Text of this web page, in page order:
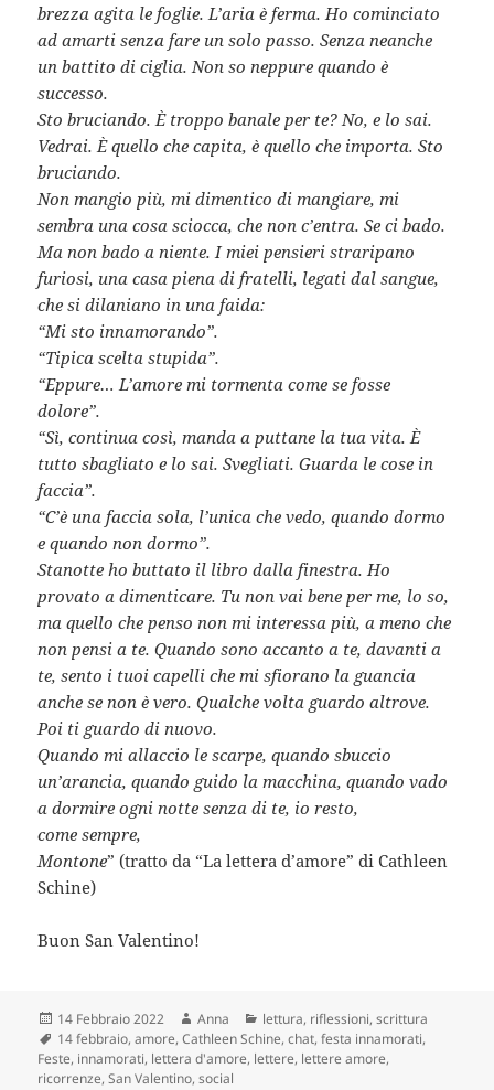
brezza agita le foglie. L’aria è ferma. Ho cominciato
ad amarti senza fare un solo passo. Senza neanche
un battito di ciglia. Non so neppure quando è
successo.
Sto bruciando. È troppo banale per te? No, e lo sai.
Vedrai. È quello che capita, è quello che importa. Sto
bruciando.
Non mangio più, mi dimentico di mangiare, mi
sembra una cosa sciocca, che non c’entra. Se ci bado.
Ma non bado a niente. I miei pensieri straripano
furiosi, una casa piena di fratelli, legati dal sangue,
che si dilaniano in una faida:
“Mi sto innamorando”.
“Tipica scelta stupida”.
“Eppure… L’amore mi tormenta come se fosse
dolore”.
“Sì, continua così, manda a puttane la tua vita. È
tutto sbagliato e lo sai. Svegliati. Guarda le cose in
faccia”.
“C’è una faccia sola, l’unica che vedo, quando dormo
e quando non dormo”.
Stanotte ho buttato il libro dalla finestra. Ho
provato a dimenticare. Tu non vai bene per me, lo so,
ma quello che penso non mi interessa più, a meno che
non pensi a te. Quando sono accanto a te, davanti a
te, sento i tuoi capelli che mi sfiorano la guancia
anche se non è vero. Qualche volta guardo altrove.
Poi ti guardo di nuovo.
Quando mi allaccio le scarpe, quando sbuccio
un’arancia, quando guido la macchina, quando vado
a dormire ogni notte senza di te, io resto,
come sempre,
Montone” (tratto da “La lettera d’amore” di Cathleen
Schine)
Buon San Valentino!
Scritto
il
14 Febbraio 2022 Autore
Anna Categorie
lettura, riflessioni,scrittura
Tag
14 febbraio,amore,Cathleen Schine,chat,festa innamorati,
Feste, innamorati, lettera d'amore, lettere, lettere amore,
ricorrenze,San Valentino,social